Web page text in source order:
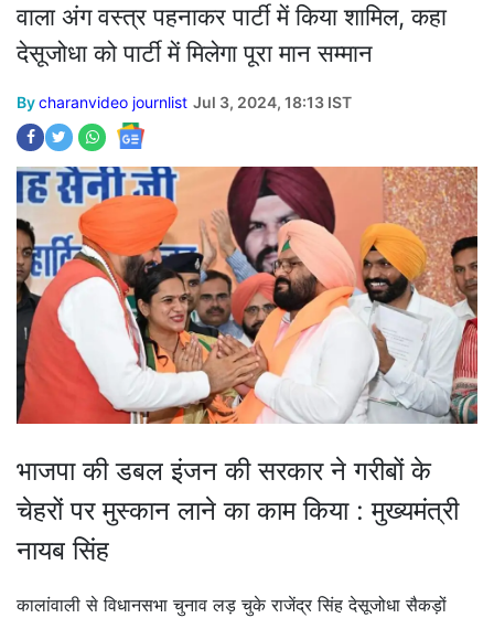
वाला अंग वस्त्र पहनाकर पार्टी में किया शामिल, कहा
देसूजोधा को पार्टी में मिलेगा पूरा मान सम्मान
Bycharanvideo journlist Jul 3, 2024, 18:13 IST
भाजपा की डबल इंजन की सरकार ने गरीबों के
चेहरों पर मुस्कान लाने का काम किया : मुख्यमंत्री
नायब सिंह
कालांवाली से विधानसभा चुनाव लड़ चुके राजेंद्र सिंह देसूजोधा सैकड़ों